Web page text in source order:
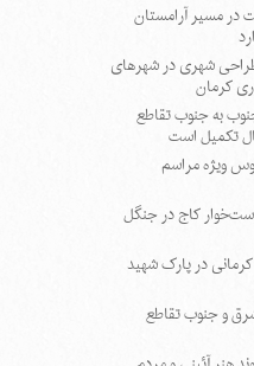
در مسیر آرامستان
شهری در شهرهای
کرمان
به جنوب تقاطع
تکمیل است
اتوبوس ویژه مراسم
کاج در جنگل
در پارک شهید
و جنوب تقاطع